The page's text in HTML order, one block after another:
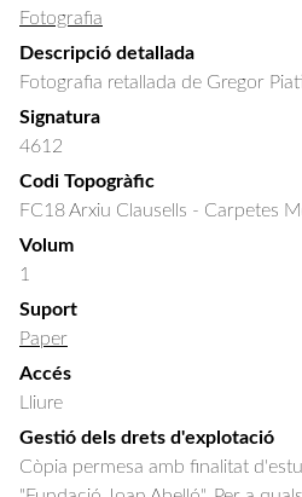
Fotografia
Descripció detallada
Fotografia retallada de Gregor
Signatura
4612
Codi Topogràfic
FC18 Arxiu Clausells - Carpetes
Volum
1
Suport
Paper
Accés
Lliure
Gestió dels drets d'explotació
Còpia permesa amb finalitat